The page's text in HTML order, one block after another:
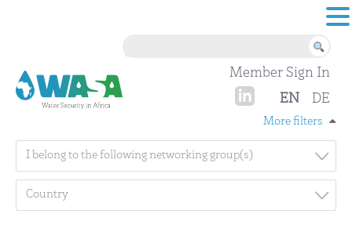
Skip to content
Member Sign In
DE
EN
More filters
I belong to the following networking group(s)
Country